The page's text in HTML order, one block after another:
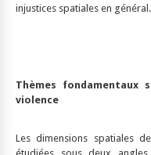
injustices spatiales en général.
Thèmes fondamentaux
violence
Les dimensions spatiales